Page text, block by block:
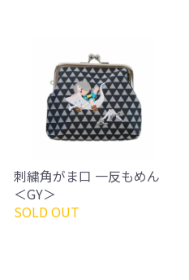
刺繍角がま口 一反もめん
＜GY＞
SOLD OUT